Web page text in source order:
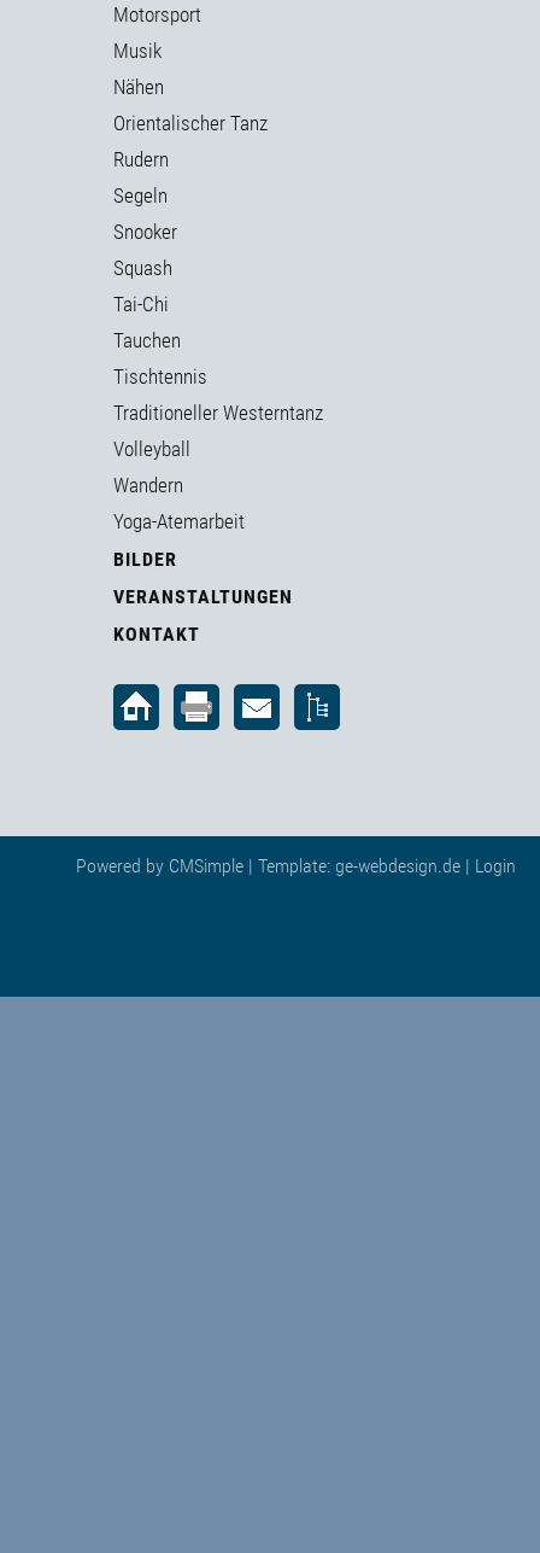
Motorsport
Musik
Nähen
Orientalischer Tanz
Rudern
Segeln
Snooker
Squash
Tai-Chi
Tauchen
Tischtennis
Traditioneller Westerntanz
Volleyball
Wandern
Yoga-Atemarbeit
BILDER
VERANSTALTUNGEN
KONTAKT
Powered by CMSimple | Template: ge-webdesign.de | Login